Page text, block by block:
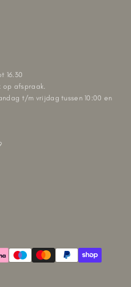
16.30
op afspraak.
t/m vrijdag tussen 10:00 en